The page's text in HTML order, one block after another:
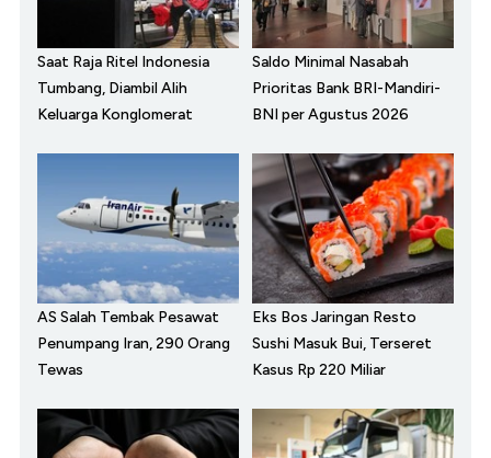
Saat Raja Ritel Indonesia
Tumbang, Diambil Alih
Keluarga Konglomerat
Saldo Minimal Nasabah
Prioritas Bank BRI-Mandiri-
BNI per Agustus 2026
AS Salah Tembak Pesawat
Penumpang Iran, 290 Orang
Tewas
Eks Bos Jaringan Resto
Sushi Masuk Bui, Terseret
Kasus Rp 220 Miliar